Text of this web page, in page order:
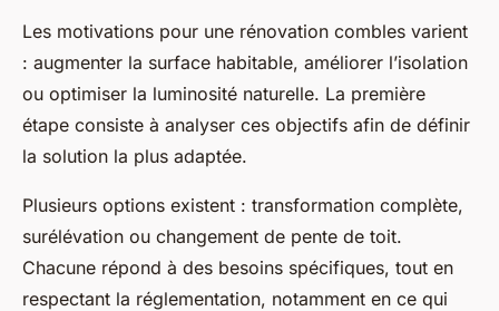
Les motivations pour une rénovation combles varient
: augmenter la surface habitable, améliorer l’isolation
ou optimiser la luminosité naturelle. La première
étape consiste à analyser ces objectifs afin de définir
la solution la plus adaptée.
Plusieurs options existent : transformation complète,
surélévation ou changement de pente de toit.
Chacune répond à des besoins spécifiques, tout en
respectant la réglementation, notamment en ce qui